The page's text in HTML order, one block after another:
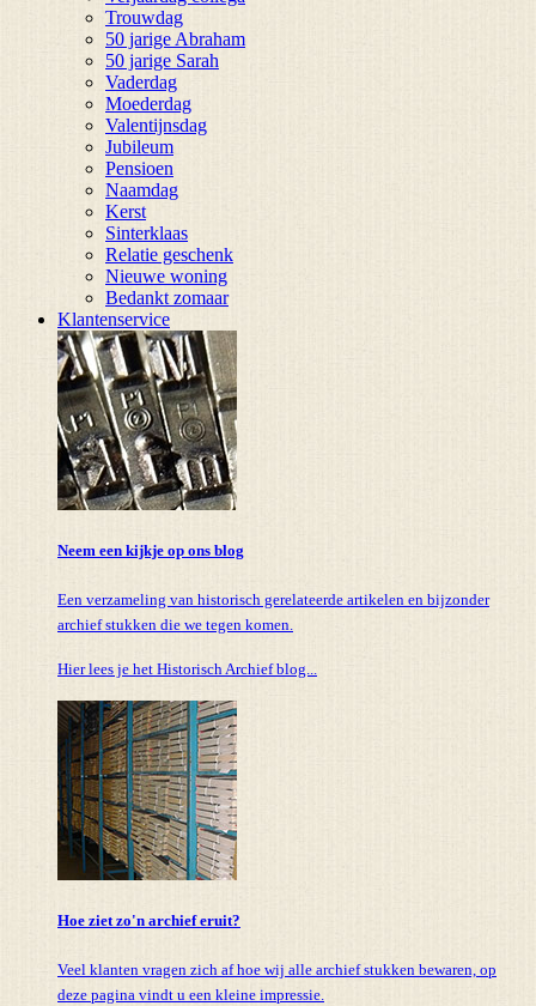
Trouwdag
50 jarige Abraham
50 jarige Sarah
Vaderdag
Moederdag
Valentijnsdag
Jubileum
Pensioen
Naamdag
Kerst
Sinterklaas
Relatie geschenk
Nieuwe woning
Bedankt zomaar
Klantenservice
Neem een kijkje op ons blog
Een verzameling van historisch gerelateerde artikelen en bijzonder
archief stukken die we tegen komen.
Hier lees je het Historisch Archief blog...
Hoe ziet zo'n archief eruit?
Veel klanten vragen zich af hoe wij alle archief stukken bewaren, op
deze pagina vindt u een kleine impressie.